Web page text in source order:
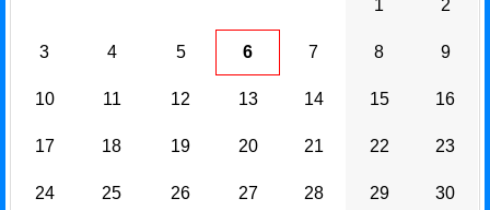
1 2
3 4 5 6 7 8 9
10 11 12 13 14 15 16
17 18 19 20 21 22 23
24 25 26 27 28 29 30